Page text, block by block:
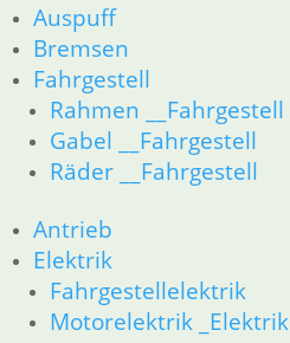
Auspuff
Bremsen
Fahrgestell
Rahmen __Fahrgestell
Gabel __Fahrgestell
Räder __Fahrgestell
Antrieb
Elektrik
Fahrgestellelektrik
Motorelektrik _Elektrik